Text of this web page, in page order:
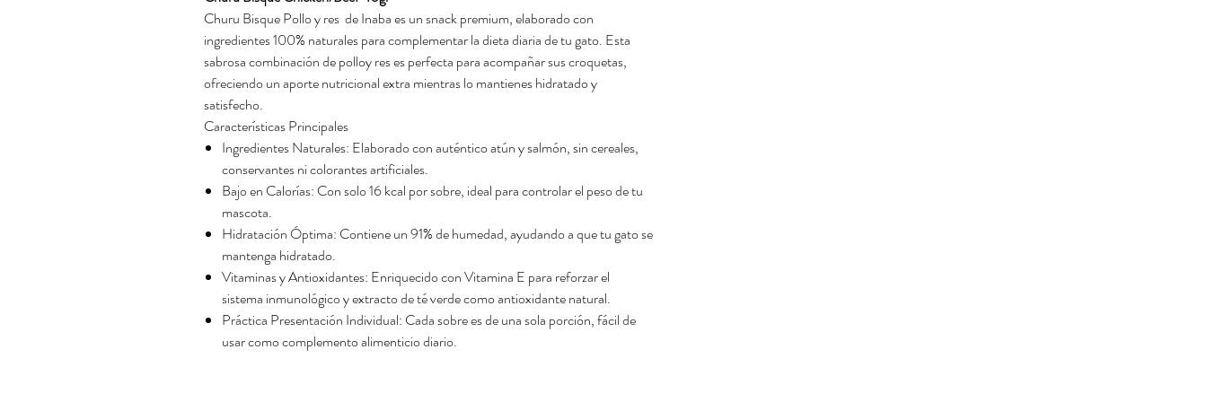
Churu Bisque Pollo y res de Inaba es un snack premium, elaborado con
ingredientes 100% naturales para complementar la dieta diaria de tu gato. Esta
sabrosa combinación de polloy res es perfecta para acompañar sus croquetas,
ofreciendo un aporte nutricional extra mientras lo mantienes hidratado y
satisfecho.
Características Principales
Ingredientes Naturales: Elaborado con auténtico atún y salmón, sin cereales,
conservantes ni colorantes artificiales.
Bajo en Calorías: Con solo 16 kcal por sobre, ideal para controlar el peso de tu
mascota.
Hidratación Óptima: Contiene un 91% de humedad, ayudando a que tu gato se
mantenga hidratado.
Vitaminas y Antioxidantes: Enriquecido con Vitamina E para reforzar el
sistema inmunológico y extracto de té verde como antioxidante natural.
Práctica Presentación Individual: Cada sobre es de una sola porción, fácil de
usar como complemento alimenticio diario.